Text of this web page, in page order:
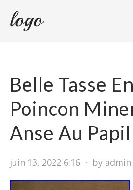
Belle Tasse
Poincon
Anse Au
juin 13, 2022 6:16 ⋅ by admin